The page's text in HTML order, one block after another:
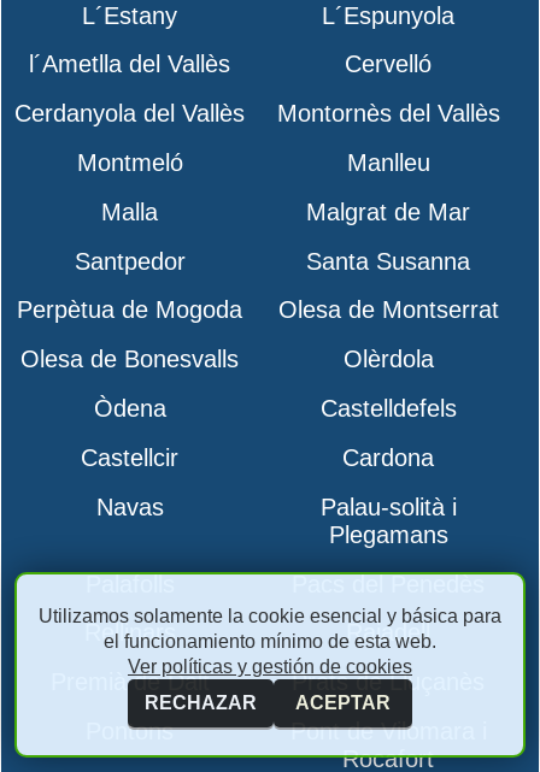
L´Estany
L´Espunyola
l´Ametlla del Vallès
Cervelló
Cerdanyola del Vallès
Montornès del Vallès
Montmeló
Manlleu
Malla
Malgrat de Mar
Santpedor
Santa Susanna
Perpètua de Mogoda
Olesa de Montserrat
Olesa de Bonesvalls
Olèrdola
Òdena
Castelldefels
Castellcir
Cardona
Navas
Palau-solità i
Plegamans
Palafolls
Pacs del Penedès
Rellinars
Rajadell
Premià de Dalt
Prats de Lluçanès
Pontons
Pont de Vilomara i
Rocafort
Utilizamos solamente la cookie esencial y básica para
el funcionamiento mínimo de esta web.
Ver políticas y gestión de cookies
RECHAZAR
ACEPTAR